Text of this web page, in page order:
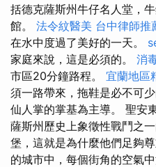
括德克薩斯州牛仔名人堂，
館。 法令紋醫美 台中律師推
在水中度過了美好的一天。
家庭來說，這是必須的。 消
市區20分鐘路程。 宜蘭地區
須一路帶來，拖鞋是必不可
仙人掌的掌基為主導。 聖安
薩斯州歷史上象徵性戰鬥之
堡，這就是為什麼他們足夠
的城市中，每個街角的空氣